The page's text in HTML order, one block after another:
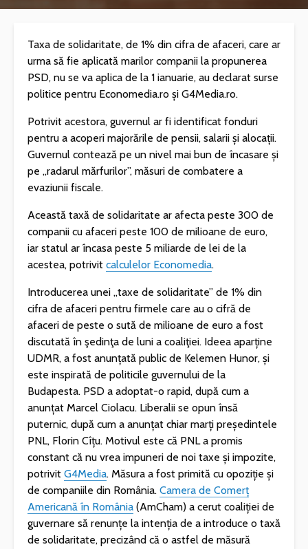
Taxa de solidaritate, de 1% din cifra de afaceri, care ar
urma să fie aplicată marilor companii la propunerea
PSD, nu se va aplica de la 1 ianuarie, au declarat surse
politice pentru Economedia.ro și G4Media.ro.
Potrivit acestora, guvernul ar fi identificat fonduri
pentru a acoperi majorările de pensii, salarii și alocații.
Guvernul contează pe un nivel mai bun de încasare și
pe „radarul mărfurilor”, măsuri de combatere a
evaziunii fiscale.
Această taxă de solidaritate ar afecta peste 300 de
companii cu afaceri peste 100 de milioane de euro,
iar statul ar încasa peste 5 miliarde de lei de la
acestea, potrivit calculelor Economedia.
Introducerea unei „taxe de solidaritate” de 1% din
cifra de afaceri pentru firmele care au o cifră de
afaceri de peste o sută de milioane de euro a fost
discutată în şedinţa de luni a coaliţiei. Ideea aparține
UDMR, a fost anunțată public de Kelemen Hunor, și
este inspirată de politicile guvernului de la
Budapesta. PSD a adoptat-o rapid, după cum a
anunțat Marcel Ciolacu. Liberalii se opun însă
puternic, după cum a anunțat chiar marți președintele
PNL, Florin Cîțu. Motivul este că PNL a promis
constant că nu vrea impuneri de noi taxe și impozite,
potrivit G4Media. Măsura a fost primită cu opoziție și
de companiile din România. Camera de Comerț
Americană în România (AmCham) a cerut coaliției de
guvernare să renunțe la intenția de a introduce o taxă
de solidaritate, precizând că o astfel de măsură